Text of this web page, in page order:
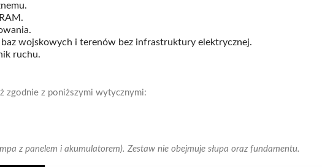
wojskowych i terenów bez infrastruktury elektrycznej.
ruchu.
zgodnie z poniższymi wytycznymi:
z panelem i akumulatorem). Zestaw nie obejmuje słupa oraz fundamentu.